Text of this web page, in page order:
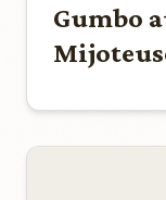
Gumbo